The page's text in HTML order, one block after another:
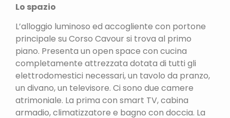
Lo spazio
L’alloggio luminoso ed accogliente con portone
principale su Corso Cavour si trova al primo
piano. Presenta un open space con cucina
completamente attrezzata dotata di tutti gli
elettrodomestici necessari, un tavolo da pranzo,
un divano, un televisore. Ci sono due camere
atrimoniale. La prima con smart TV, cabina
armadio, climatizzatore e bagno con doccia. La